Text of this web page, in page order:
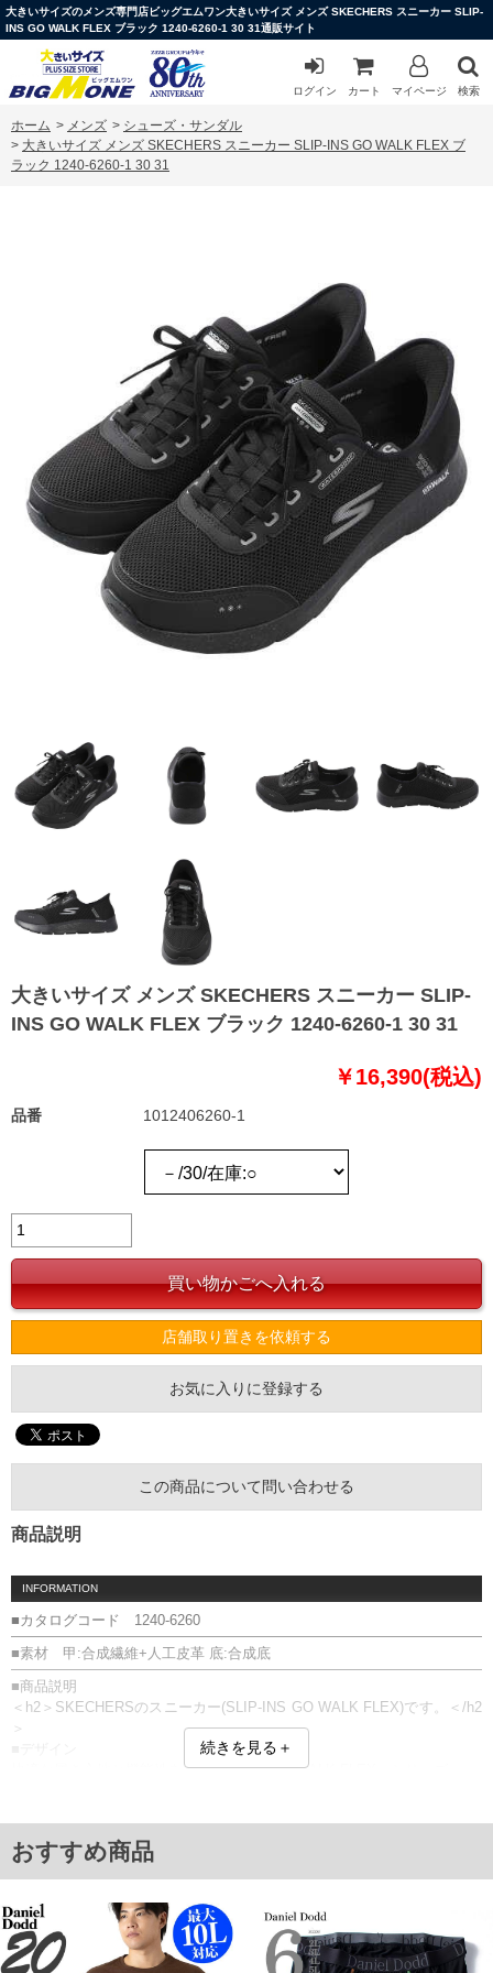
大きいサイズのメンズ専門店ビッグエムワン大きいサイズ メンズ SKECHERS スニーカー SLIP-
INS GO WALK FLEX ブラック 1240-6260-1 30 31通販サイト
ログイン カート マイページ 検索
ホーム > メンズ > シューズ・サンダル
> 大きいサイズ メンズ SKECHERS スニーカー SLIP-INS GO WALK FLEX ブ
ラック 1240-6260-1 30 31
大きいサイズ メンズ SKECHERS スニーカー SLIP-
INS GO WALK FLEX ブラック 1240-6260-1 30 31
￥16,390(税込)
品番 1012406260-1
店舗取り置きを依頼する
お気に入りに登録する
この商品について問い合わせる
商品説明
INFORMATION
■カタログコード 1240-6260
■素材 甲:合成繊維+人工皮革 底:合成底
■商品説明
＜h2＞SKECHERSのスニーカー(SLIP-INS GO WALK FLEX)です。＜/h2
＞
快適な履き心地と機能性を兼ね備えた「GO WALK FLEX」シリーズ。
まで幅広いシーンで活躍します。
・ゆったり快適な履き心地のEXTRA WIDE FIT設計
・雨の日でも安心して着用できるウォータープルーフ仕様
・クッション性に優れたGO WALK FLEXソール
続きを見る＋
おすすめ商品